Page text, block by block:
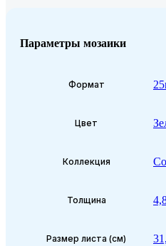
Параметры мозаики
Формат
Цвет
Коллекция
Толщина
Размер листа (см)